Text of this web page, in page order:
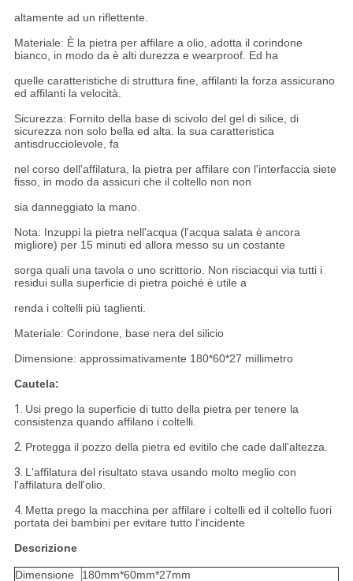
altamente ad un riflettente.
Materiale: È la pietra per affilare a olio, adotta il corindone
bianco, in modo da è alti durezza e wearproof. Ed ha
quelle caratteristiche di struttura fine, affilanti la forza assicurano
ed affilanti la velocità.
Sicurezza: Fornito della base di scivolo del gel di silice, di
sicurezza non solo bella ed alta. la sua caratteristica
antisdrucciolevole, fa
nel corso dell'affilatura, la pietra per affilare con l'interfaccia siete
fisso, in modo da assicuri che il coltello non non
sia danneggiato la mano.
Nota: Inzuppi la pietra nell'acqua (l'acqua salata è ancora
migliore) per 15 minuti ed allora messo su un costante
sorga quali una tavola o uno scrittorio. Non risciacqui via tutti i
residui sulla superficie di pietra poiché è utile a
renda i coltelli più taglienti.
Materiale: Corindone, base nera del silicio
Dimensione: approssimativamente 180*60*27 millimetro
Cautela:
1. Usi prego la superficie di tutto della pietra per tenere la
consistenza quando affilano i coltelli.
2. Protegga il pozzo della pietra ed evitilo che cade dall'altezza.
3. L'affilatura del risultato stava usando molto meglio con
l'affilatura dell'olio.
4. Metta prego la macchina per affilare i coltelli ed il coltello fuori
portata dei bambini per evitare tutto l'incidente
Descrizione
Dimensione 180mm*60mm*27mm